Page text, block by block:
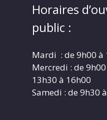
Horaires
public :
Mardi : de 9h00 à
Mercredi : de
13h30 à 16h00
Samedi : de 9h30